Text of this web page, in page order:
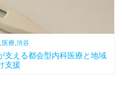
,医療,渋谷
支える都会型内科医療と地域
支援